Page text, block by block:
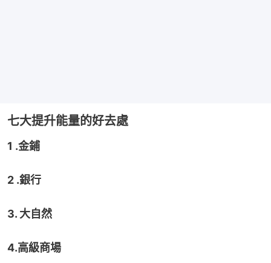
七大提升能量的好去處
1 .金鋪
2 .銀行
3. 大自然
4.高級商場